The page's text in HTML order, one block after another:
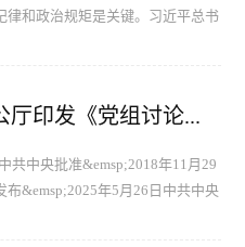
律和政治规矩是关键。习近平总书
中共中央办公厅印发《党组讨论和决定党员处分事项工作程序规定》
共中央批准&emsp;2018年11月29
布&emsp;2025年5月26日中共中央